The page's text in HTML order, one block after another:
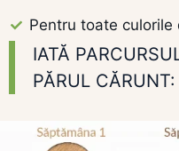
Pentru toate culorile
IATĂ
PĂRUL CĂRUNT: